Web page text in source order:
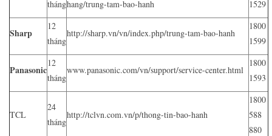
thánghang/trung-tam-bao-hanh 1529
Sharp
12
tháng
http://sharp.vn/vn/index.php/trung-tam-bao-hanh
1800
1599
Panasonic
12
tháng
www.panasonic.com/vn/support/service-center.html
1800
1593
TCL
24
tháng
http://tclvn.com.vn/p/thong-tin-bao-hanh
1800
588
880